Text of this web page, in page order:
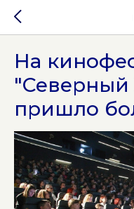
На
"Северный
пришло